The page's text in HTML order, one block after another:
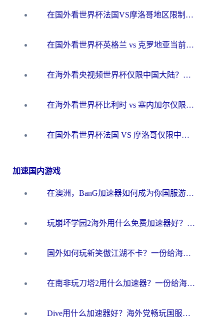
在国外看世界杯法国VS摩洛哥地区限制？这篇指南让你流畅看中文解说无压力
在国外看世界杯英格兰 vs 克罗地亚当前地区不可播放？这篇指南帮你搞定所有海外观赛难题
在海外看央视频世界杯仅限中国大陆？这篇指南帮你解锁中文解说+无卡顿直播
在海外看世界杯比利时 vs 塞内加尔仅限中国大陆？我找到了最流畅的中文解说之路
在国外看世界杯法国 VS 摩洛哥仅限中国大陆？海外党这样看中文解说赛事不卡顿
加速国内游戏
在澳洲，BanG加速器如何成为你国服游戏的“时光机”？
玩崩坏学园2海外用什么免费加速器好？2026海外党亲测国服游戏加速指南
国外如何玩新笑傲江湖不卡？一份给海外游子的终极网络指南
在南非玩刀塔2用什么加速器？一份给海外游子的终极生存指南
Dive用什么加速器好？海外党畅玩国服游戏的终极避坑指南